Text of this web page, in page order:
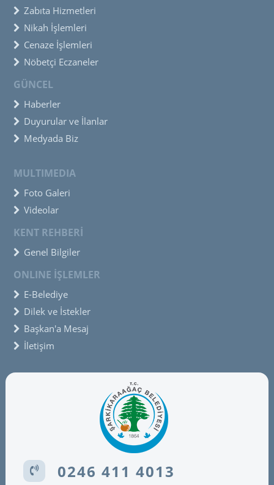
Zabıta Hizmetleri
Nikah İşlemleri
Cenaze İşlemleri
Nöbetçi Eczaneler
GÜNCEL
Haberler
Duyurular ve İlanlar
Medyada Biz
MULTIMEDIA
Foto Galeri
Videolar
KENT REHBERİ
Genel Bilgiler
ONLINE İŞLEMLER
E-Belediye
Dilek ve İstekler
Başkan'a Mesaj
İletişim
0246 411 4013